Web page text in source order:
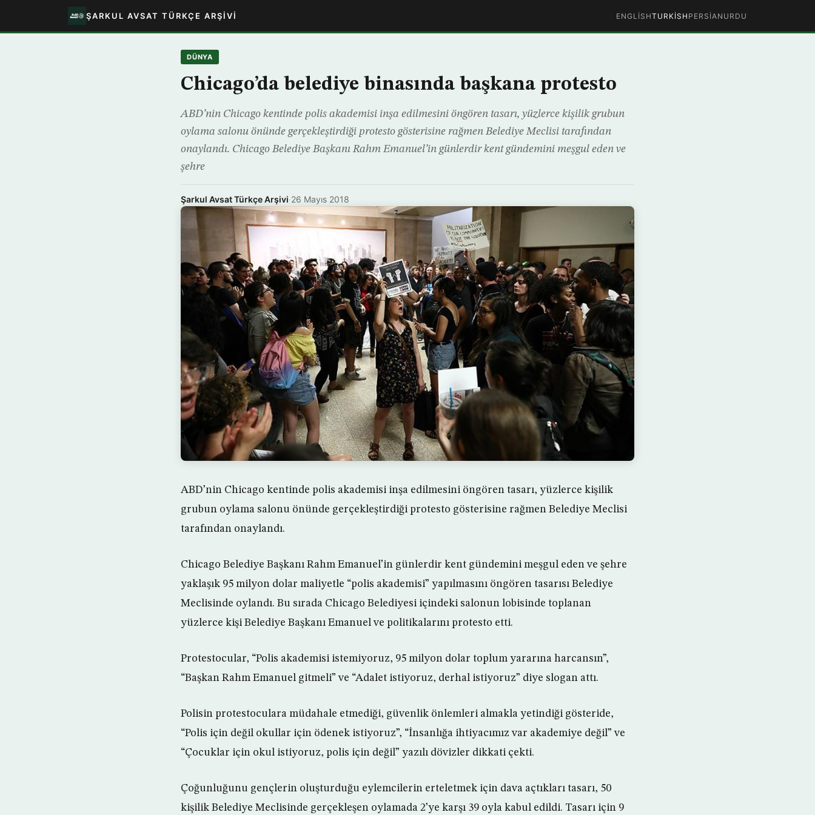
ŞARKUL AVSAT TÜRKÇE ARŞIVI ENGLISHTURKISH PERSIAN URDU
DÜNYA
Chicago’da belediye binasında başkana protesto
ABD’nin Chicago kentinde polis akademisi inşa edilmesini öngören tasarı, yüzlerce kişilik grubun
oylama salonu önünde gerçekleştirdiği protesto gösterisine rağmen Belediye Meclisi tarafından
onaylandı. Chicago Belediye Başkanı Rahm Emanuel’in günlerdir kent gündemini meşgul eden ve
şehre
Şarkul Avsat Türkçe Arşivi·26 Mayıs 2018
ABD’nin Chicago kentinde polis akademisi inşa edilmesini öngören tasarı, yüzlerce kişilik
grubun oylama salonu önünde gerçekleştirdiği protesto gösterisine rağmen Belediye Meclisi
tarafından onaylandı.
Chicago Belediye Başkanı Rahm Emanuel’in günlerdir kent gündemini meşgul eden ve şehre
yaklaşık 95 milyon dolar maliyetle “polis akademisi” yapılmasını öngören tasarısı Belediye
Meclisinde oylandı. Bu sırada Chicago Belediyesi içindeki salonun lobisinde toplanan
yüzlerce kişi Belediye Başkanı Emanuel ve politikalarını protesto etti.
Protestocular, “Polis akademisi istemiyoruz, 95 milyon dolar toplum yararına harcansın”,
“Başkan Rahm Emanuel gitmeli” ve “Adalet istiyoruz, derhal istiyoruz” diye slogan attı.
Polisin protestoculara müdahale etmediği, güvenlik önlemleri almakla yetindiği gösteride,
“Polis için değil okullar için ödenek istiyoruz”, “İnsanlığa ihtiyacımız var akademiye değil” ve
“Çocuklar için okul istiyoruz, polis için değil” yazılı dövizler dikkati çekti.
Çoğunluğunu gençlerin oluşturduğu eylemcilerin erteletmek için dava açtıkları tasarı, 50
kişilik Belediye Meclisinde gerçekleşen oylamada 2’ye karşı 39 oyla kabul edildi. Tasarı için 9